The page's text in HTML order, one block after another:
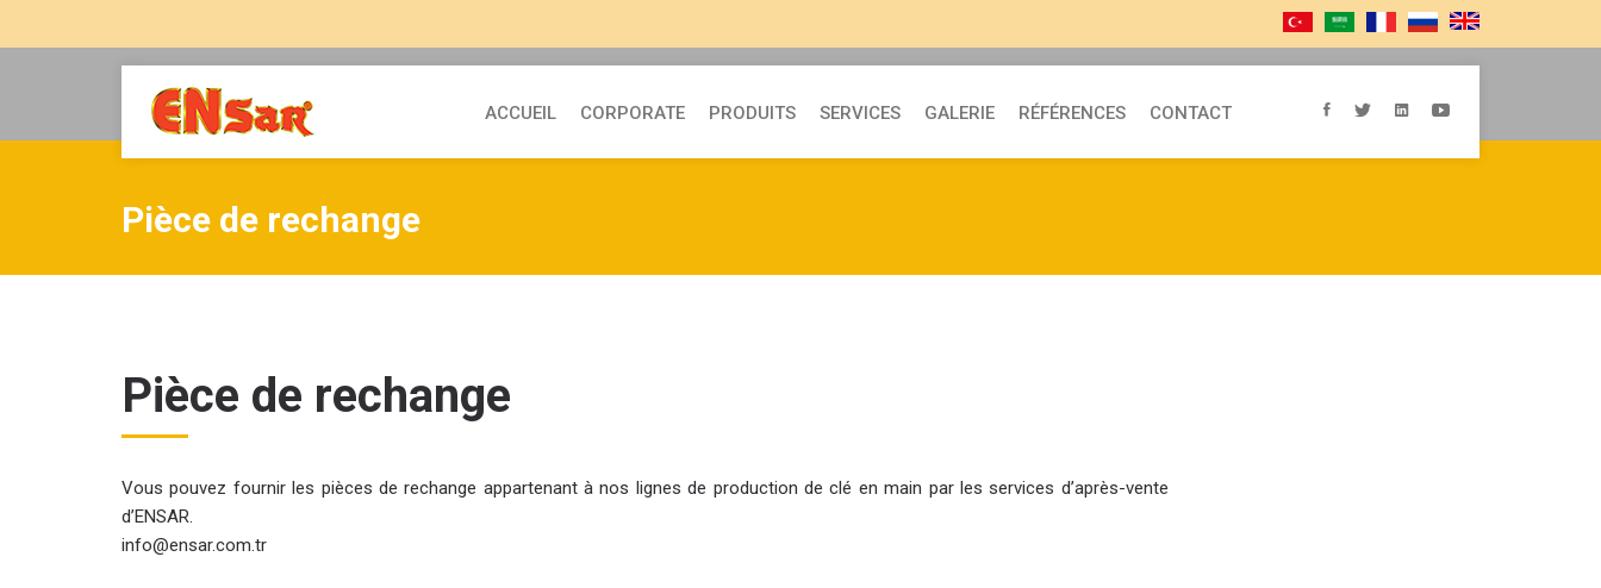
ACCUEIL CORPORATE PRODUITS SERVICES GALERIE RÉFÉRENCES CONTACT
Pièce de rechange
Pièce de rechange
Vous pouvez fournir les pièces de rechange appartenant à nos lignes de production de clé en main par les services d’après-vente
d’ENSAR.
info@ensar.com.tr